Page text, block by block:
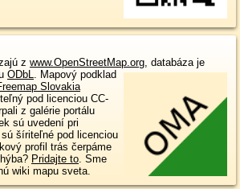
z www.OpenStreetMap.org, databáza je
ODbL. Mapový podklad
Slovakia
pod licenciou CC-
z galérie portálu
sú uvedení pri
šíriteľné pod licenciou
profil trás čerpáme
Pridajte to. Sme
wiki mapu sveta.